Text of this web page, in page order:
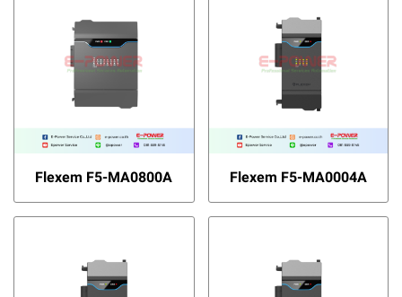
Flexem F5-MA0800A Flexem F5-MA0004A